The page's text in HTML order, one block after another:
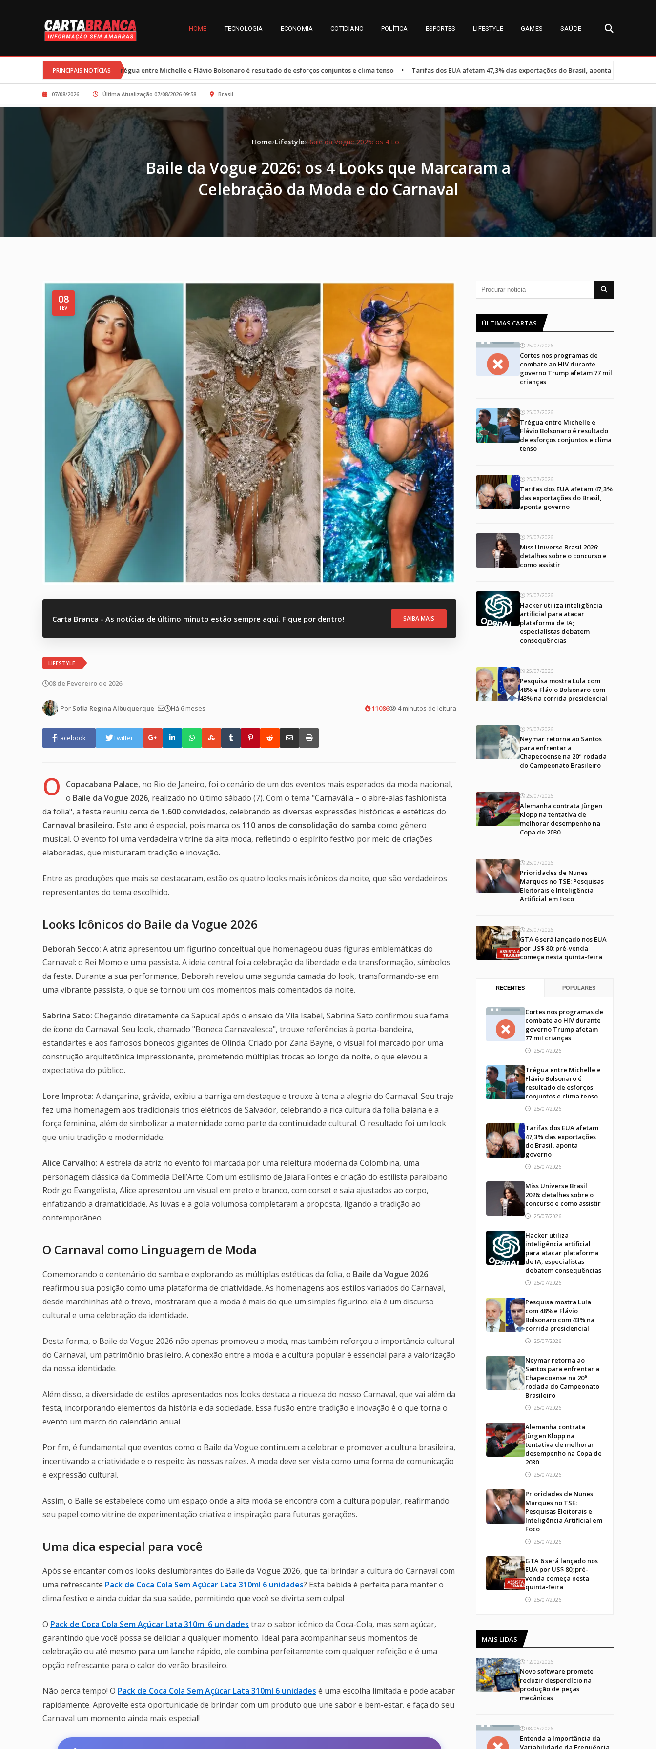
HOME TECNOLOGIA ECONOMIA COTIDIANO POLÍTICA ESPORTES LIFESTYLE GAMES SAÚDE
PRINCIPAIS NOTÍCIAS
Trégua entre Michelle e Flávio Bolsonaro é resultado de esforços conjuntos e clima tenso •Tarifas dos EUA afetam 47,3% das exportações do Brasil, aponta governo•Miss Universe Brasil
07/08/2026 Última Atualização 07/08/2026 09:58 Brasil
Home Lifestyle Baile da Vogue 2026: os 4 Looks que Marcaram a Celebração da Moda e do Carnaval
Baile da Vogue 2026: os 4 Looks que Marcaram a
Celebração da Moda e do Carnaval
08
FEV
Carta Branca - As notícias de último minuto estão sempre aqui. Fique por dentro! SAIBA MAIS
LIFESTYLE
08 de Fevereiro de 2026
Por Sofia Regina Albuquerque - Há 6 meses 11086 4 minutos de leitura
Facebook Twitter
O Copacabana Palace, no Rio de Janeiro, foi o cenário de um dos eventos mais esperados da moda nacional,
o Baile da Vogue 2026, realizado no último sábado (7). Com o tema "Carnavália – o abre-alas fashionista
da folia", a festa reuniu cerca de 1.600 convidados, celebrando as diversas expressões históricas e estéticas do
Carnaval brasileiro. Este ano é especial, pois marca os 110 anos de consolidação do samba como gênero
musical. O evento foi uma verdadeira vitrine da alta moda, refletindo o espírito festivo por meio de criações
elaboradas, que misturaram tradição e inovação.
Entre as produções que mais se destacaram, estão os quatro looks mais icônicos da noite, que são verdadeiros
representantes do tema escolhido.
Looks Icônicos do Baile da Vogue 2026
Deborah Secco: A atriz apresentou um figurino conceitual que homenageou duas figuras emblemáticas do
Carnaval: o Rei Momo e uma passista. A ideia central foi a celebração da liberdade e da transformação, símbolos
da festa. Durante a sua performance, Deborah revelou uma segunda camada do look, transformando-se em
uma vibrante passista, o que se tornou um dos momentos mais comentados da noite.
Sabrina Sato: Chegando diretamente da Sapucaí após o ensaio da Vila Isabel, Sabrina Sato confirmou sua fama
de ícone do Carnaval. Seu look, chamado "Boneca Carnavalesca", trouxe referências à porta-bandeira,
estandartes e aos famosos bonecos gigantes de Olinda. Criado por Zana Bayne, o visual foi marcado por uma
construção arquitetônica impressionante, prometendo múltiplas trocas ao longo da noite, o que elevou a
expectativa do público.
Lore Improta: A dançarina, grávida, exibiu a barriga em destaque e trouxe à tona a alegria do Carnaval. Seu traje
fez uma homenagem aos tradicionais trios elétricos de Salvador, celebrando a rica cultura da folia baiana e a
força feminina, além de simbolizar a maternidade como parte da continuidade cultural. O resultado foi um look
que uniu tradição e modernidade.
Alice Carvalho: A estreia da atriz no evento foi marcada por uma releitura moderna da Colombina, uma
personagem clássica da Commedia Dell’Arte. Com um estilismo de Jaiara Fontes e criação do estilista paraibano
Rodrigo Evangelista, Alice apresentou um visual em preto e branco, com corset e saia ajustados ao corpo,
enfatizando a dramaticidade. As luvas e a gola volumosa completaram a proposta, ligando a tradição ao
contemporâneo.
O Carnaval como Linguagem de Moda
Comemorando o centenário do samba e explorando as múltiplas estéticas da folia, o Baile da Vogue 2026
reafirmou sua posição como uma plataforma de criatividade. As homenagens aos estilos variados do Carnaval,
desde marchinhas até o frevo, mostraram que a moda é mais do que um simples figurino: ela é um discurso
cultural e uma celebração da identidade.
Desta forma, o Baile da Vogue 2026 não apenas promoveu a moda, mas também reforçou a importância cultural
do Carnaval, um patrimônio brasileiro. A conexão entre a moda e a cultura popular é essencial para a valorização
da nossa identidade.
Além disso, a diversidade de estilos apresentados nos looks destaca a riqueza do nosso Carnaval, que vai além da
festa, incorporando elementos da história e da sociedade. Essa fusão entre tradição e inovação é o que torna o
evento um marco do calendário anual.
Por fim, é fundamental que eventos como o Baile da Vogue continuem a celebrar e promover a cultura brasileira,
incentivando a criatividade e o respeito às nossas raízes. A moda deve ser vista como uma forma de comunicação
e expressão cultural.
Assim, o Baile se estabelece como um espaço onde a alta moda se encontra com a cultura popular, reafirmando
seu papel como vitrine de experimentação criativa e inspiração para futuras gerações.
Uma dica especial para você
Após se encantar com os looks deslumbrantes do Baile da Vogue 2026, que tal brindar a cultura do Carnaval com
uma refrescante Pack de Coca Cola Sem Açúcar Lata 310ml 6 unidades? Esta bebida é perfeita para manter o
clima festivo e ainda cuidar da sua saúde, permitindo que você se divirta sem culpa!
O Pack de Coca Cola Sem Açúcar Lata 310ml 6 unidades traz o sabor icônico da Coca-Cola, mas sem açúcar,
garantindo que você possa se deliciar a qualquer momento. Ideal para acompanhar seus momentos de
celebração ou até mesmo para um lanche rápido, ele combina perfeitamente com qualquer refeição e é uma
opção refrescante para o calor do verão brasileiro.
Não perca tempo! O Pack de Coca Cola Sem Açúcar Lata 310ml 6 unidades é uma escolha limitada e pode acabar
rapidamente. Aproveite esta oportunidade de brindar com um produto que une sabor e bem-estar, e faça do seu
Carnaval um momento ainda mais especial!
ÚLTIMAS CARTAS
25/07/2026
Cortes nos programas de
combate ao HIV durante
governo Trump afetam 77 mil
crianças
25/07/2026
Trégua entre Michelle e
Flávio Bolsonaro é resultado
de esforços conjuntos e clima
tenso
25/07/2026
Tarifas dos EUA afetam 47,3%
das exportações do Brasil,
aponta governo
25/07/2026
Miss Universe Brasil 2026:
detalhes sobre o concurso e
como assistir
25/07/2026
Hacker utiliza inteligência
artificial para atacar
plataforma de IA;
especialistas debatem
consequências
25/07/2026
Pesquisa mostra Lula com
48% e Flávio Bolsonaro com
43% na corrida presidencial
25/07/2026
Neymar retorna ao Santos
para enfrentar a
Chapecoense na 20ª rodada
do Campeonato Brasileiro
25/07/2026
Alemanha contrata Jürgen
Klopp na tentativa de
melhorar desempenho na
Copa de 2030
25/07/2026
Prioridades de Nunes
Marques no TSE: Pesquisas
Eleitorais e Inteligência
Artificial em Foco
25/07/2026
GTA 6 será lançado nos EUA
por US$ 80; pré-venda
começa nesta quinta-feira
RECENTES POPULARES
Cortes nos programas de
combate ao HIV durante
governo Trump afetam
77 mil crianças
25/07/2026
Trégua entre Michelle e
Flávio Bolsonaro é
resultado de esforços
conjuntos e clima tenso
25/07/2026
Tarifas dos EUA afetam
47,3% das exportações
do Brasil, aponta
governo
25/07/2026
Miss Universe Brasil
2026: detalhes sobre o
concurso e como assistir
25/07/2026
Hacker utiliza
inteligência artificial
para atacar plataforma
de IA; especialistas
debatem consequências
25/07/2026
Pesquisa mostra Lula
com 48% e Flávio
Bolsonaro com 43% na
corrida presidencial
25/07/2026
Neymar retorna ao
Santos para enfrentar a
Chapecoense na 20ª
rodada do Campeonato
Brasileiro
25/07/2026
Alemanha contrata
Jürgen Klopp na
tentativa de melhorar
desempenho na Copa de
2030
25/07/2026
Prioridades de Nunes
Marques no TSE:
Pesquisas Eleitorais e
Inteligência Artificial em
Foco
25/07/2026
GTA 6 será lançado nos
EUA por US$ 80; pré-
venda começa nesta
quinta-feira
25/07/2026
MAIS LIDAS
12/02/2026
Novo software promete
reduzir desperdício na
produção de peças
mecânicas
08/05/2026
Entenda a Importância da
Variabilidade da Frequência